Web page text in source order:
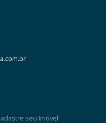
seu Imóvel